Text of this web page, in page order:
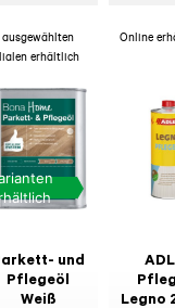
erhältlich
und
Pflegeöl
Weiß
Online
Legno